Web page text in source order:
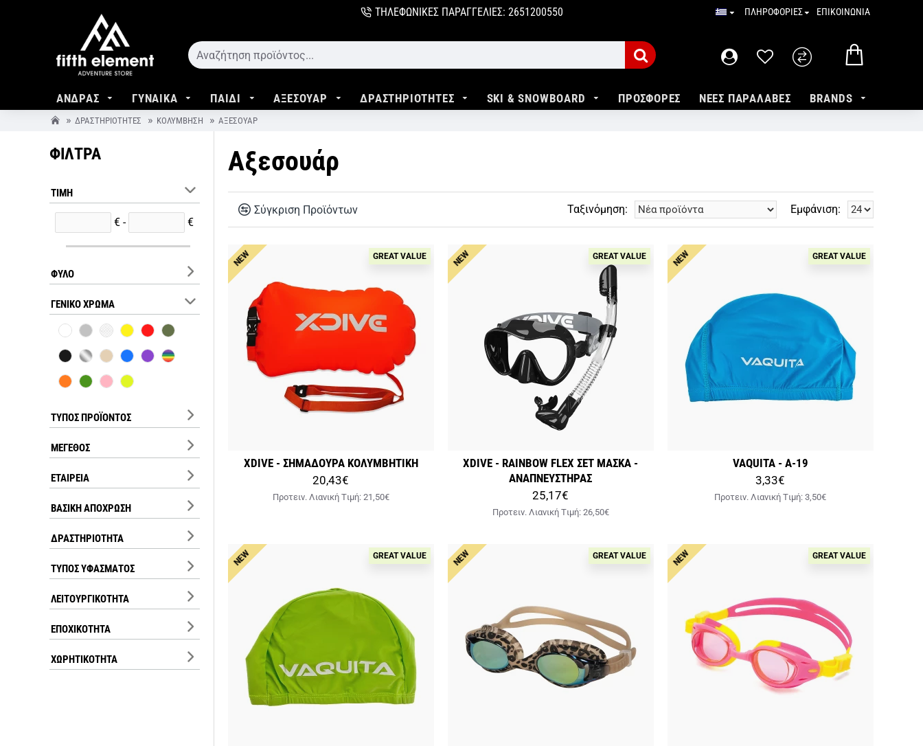
ΤΗΛΕΦΩΝΙΚΕΣ ΠΑΡΑΓΓΕΛΙΕΣ: 2651200550 ΠΛΗΡΟΦΟΡΙΕΣ ΕΠΙΚΟΙΝΩΝΙΑ
ΑΝΔΡΑΣ ΓΥΝΑΙΚΑ ΠΑΙΔΙ ΑΞΕΣΟΥΑΡ ΔΡΑΣΤΗΡΙΟΤΗΤΕΣ SKI & SNOWBOARD ΠΡΟΣΦΟΡΕΣ ΝΕΕΣ ΠΑΡΑΛΑΒΕΣ BRANDS
ΔΡΑΣΤΗΡΙΌΤΗΤΕΣ ΚΟΛΎΜΒΗΣΗ ΑΞΕΣΟΥΆΡ
ΦΙΛΤΡΑ
ΤΙΜΉ
€ - €
ΦΎΛΟ
ΓΕΝΙΚΌ ΧΡΏΜΑ
ΤΎΠΟΣ ΠΡΟΪΌΝΤΟΣ
ΜΈΓΕΘΟΣ
ΕΤΑΙΡΕΊΑ
ΒΑΣΙΚΉ ΑΠΌΧΡΩΣΗ
ΔΡΑΣΤΗΡΙΌΤΗΤΑ
ΤΎΠΟΣ ΥΦΆΣΜΑΤΟΣ
ΛΕΙΤΟΥΡΓΙΚΌΤΗΤΑ
ΕΠΟΧΙΚΌΤΗΤΑ
ΧΩΡΗΤΙΚΌΤΗΤΑ
Αξεσουάρ
Σύγκριση Προϊόντων Ταξινόμηση: Εμφάνιση:
NEW GREAT VALUE
XDIVE - ΣΗΜΑΔΟΥΡΑ ΚΟΛΥΜΒΗΤΙΚΗ
20,43€
Προτειν. Λιανική Tιμή: 21,50€
NEW GREAT VALUE
XDIVE - RAINBOW FLEX ΣΕΤ ΜΑΣΚΑ -
ΑΝΑΠΝΕΥΣΤΗΡΑΣ
25,17€
Προτειν. Λιανική Tιμή: 26,50€
NEW GREAT VALUE
VAQUITA - A-19
3,33€
Προτειν. Λιανική Tιμή:3,50€
NEW GREAT VALUE NEW GREAT VALUE NEW GREAT VALUE